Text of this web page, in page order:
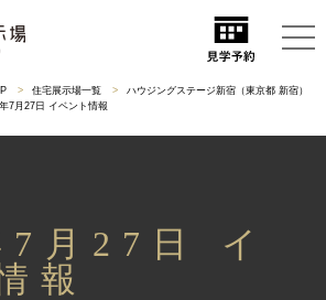
住宅展示場一覧
ハウジングステージ新宿（東京都 新宿）
7月27日 イベント情報
月27日 イ
報